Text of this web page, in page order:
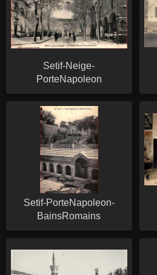
Setif-Neige-
PorteNapoleon
Setif-PorteNapoleon-
BainsRomains